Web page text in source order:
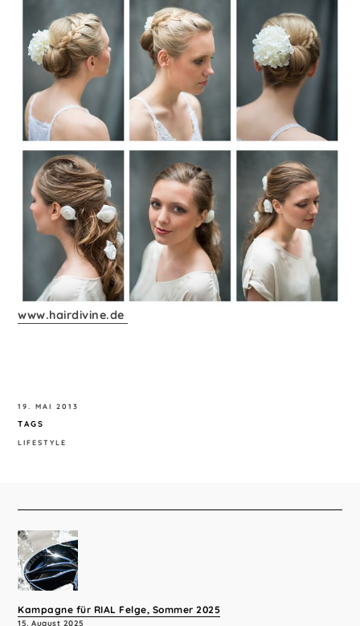
www.hairdivine.de
19. MAI 2013
TAGS
LIFESTYLE
Kampagne für RIAL Felge, Sommer 2025
15. August 2025